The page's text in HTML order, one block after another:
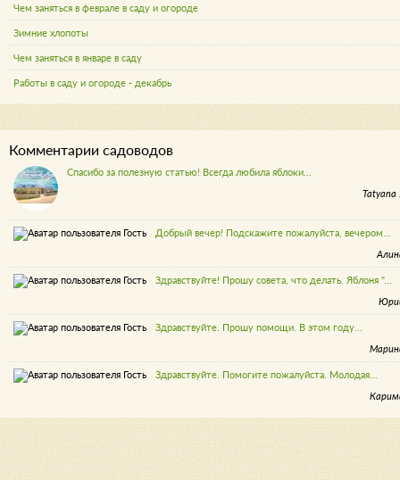
Чем заняться в феврале в саду и огороде
Зимние хлопоты
Чем заняться в январе в саду
Работы в саду и огороде - декабрь
Комментарии садоводов
Спасибо за полезную статью! Всегда любила яблоки...
Tatyana
Добрый вечер! Подскажите пожалуйста, вечером...
Здравствуйте! Прошу совета, что делать. Яблоня "...
Здравствуйте. Прошу помощи. В этом году...
Здравствуйте. Помогите пожалуйста. Молодая...